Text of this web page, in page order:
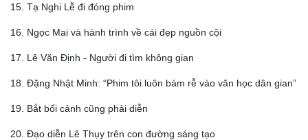
15. Tạ Nghi Lễ đi đóng phim
16. Ngọc Mai và hành trình về cái đẹp nguồn cội
17. Lê Văn Định - Người đi tìm không gian
18. Đặng Nhật Minh: “Phim tôi luôn bám rễ vào văn học dân gian”
19. Bắt bối cảnh cũng phải diễn
20. Đạo diễn Lê Thụy trên con đường sáng tạo